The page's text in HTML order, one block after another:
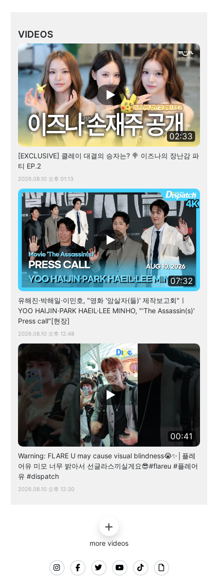
VIDEOS
02:33
[EXCLUSIVE] 클레이 대결의 승자는? 🍭 이즈나의 장난감 파
티 EP.2
2026.08.10 오후 01:13
07:32
유해진·박해일·이민호, "영화 '암살자(들)' 제작보고회"ㅣ
YOO HAIJIN·PARK HAEIL·LEE MINHO, "'The Assassin(s)'
Press call"[현장]
2026.08.10 오후 12:48
00:41
Warning: FLARE U may cause visual blindness😭✨│플레
어유 미모 너무 밝아서 선글라스끼실게요😎#flareu #플레어
유 #dispatch
2026.08.10 오후 12:30
more videos